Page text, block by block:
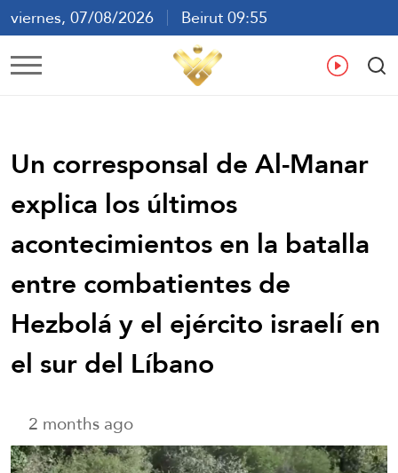
viernes, 07/08/2026
Beirut 09:55
ع En
Un corresponsal de Al-Manar
explica los últimos
acontecimientos en la batalla
entre combatientes de
Hezbolá y el ejército israelí en
el sur del Líbano
2 months ago